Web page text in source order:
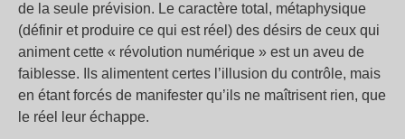
de la seule prévision. Le caractère total, métaphysique
(définir et produire ce qui est réel) des désirs de ceux qui
animent cette « révolution numérique » est un aveu de
faiblesse. Ils alimentent certes l’illusion du contrôle, mais
en étant forcés de manifester qu’ils ne maîtrisent rien, que
le réel leur échappe.